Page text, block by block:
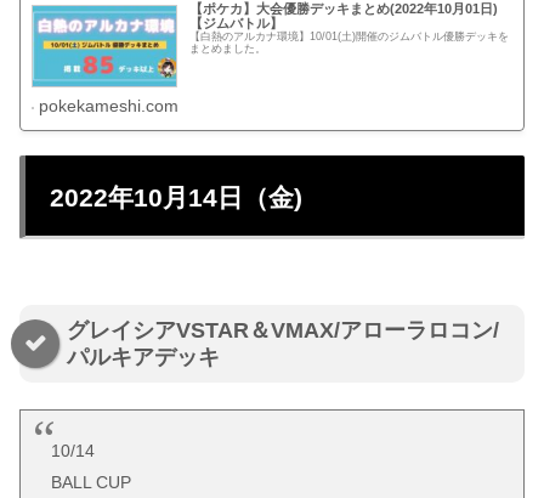
【ポケカ】大会優勝デッキまとめ(2022年10月01日)
【ジムバトル】
【白熱のアルカナ環境】10/01(土)開催のジムバトル優勝デッキを
まとめました。
pokekameshi.com
2022年10月14日（金)
グレイシアVSTAR＆VMAX/アローラロコン/
パルキアデッキ
10/14
BALL CUP